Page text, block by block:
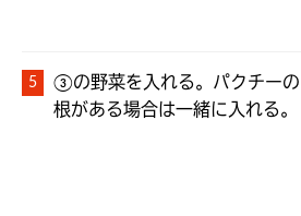
③の野菜を入れる。パクチーの
根がある場合は一緒に入れる。